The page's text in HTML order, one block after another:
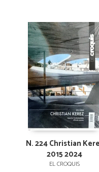
N. 224 Christian
2015 2024
EL CROQUIS